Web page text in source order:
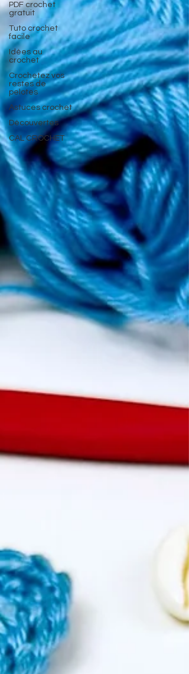
PDF crochet
gratuit
Tuto crochet
facile
Idées au
crochet
Crochetez vos
restes de
pelotes
Astuces crochet
Découvertes
CAL CROCHET